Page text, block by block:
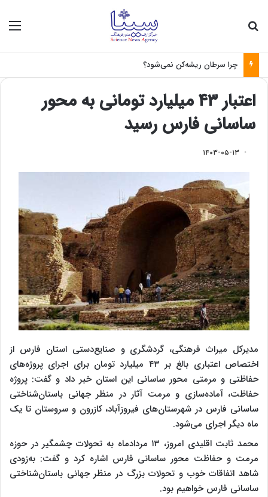
چرا سرطان ریشه‌کن نمی‌شود؟
اعتبار ۴۳ میلیارد تومانی به محور
ساسانی فارس رسید
۱۴۰۳-۰۵-۱۳
مدیرکل میراث فرهنگی، گردشگری و صنایع‌دستی استان فارس از
اختصاص اعتباری بالغ‌ بر ۴۳ میلیارد تومان برای اجرای پروژه‌های
حفاظتی و مرمتی محور ساسانی این استان خبر داد و گفت: پروژه
حفاظت، آماده‌سازی و مرمت آثار در منظر جهانی باستان‌شناختی
ساسانی فارس در شهرستان‌های فیروزآباد، کازرون و سروستان تا یک
ماه دیگر اجرای می‌شود.
محمد ثابت اقلیدی امروز، ۱۳ مردادماه به تحولات چشمگیر در حوزه
مرمت و حفاظت محور ساسانی فارس اشاره کرد و گفت: به‌زودی
شاهد اتفاقات خوب و تحولات بزرگ در منظر جهانی باستان‌شناختی
ساسانی فارس خواهیم بود.